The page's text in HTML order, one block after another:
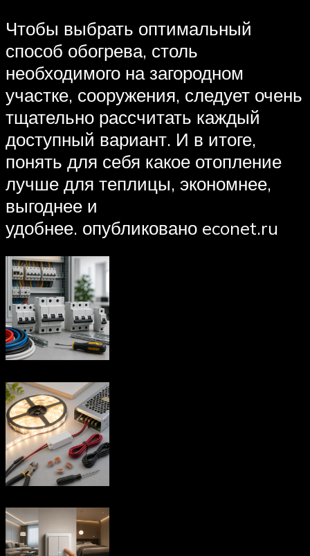
Чтобы выбрать оптимальный
способ обогрева, столь
необходимого на загородном
участке, сооружения, следует очень
тщательно рассчитать каждый
доступный вариант. И в итоге,
понять для себя какое отопление
лучше для теплицы, экономнее,
выгоднее и
удобнее. опубликовано econet.ru